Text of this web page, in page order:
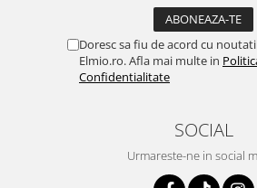
Doresc sa fiu de acord cu
Elmio.ro. Afla mai multe in
Confidentialitate
SOCIAL
Urmareste-ne in social